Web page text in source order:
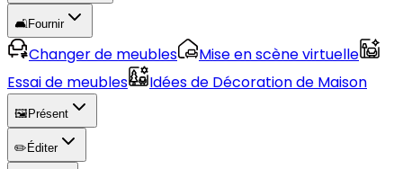
🛋️Fournir
Changer de meubles
Mise en scène virtuelle
Essai de meubles
Idées de Décoration de Maison
🖼️ Présent
✏️ Éditer